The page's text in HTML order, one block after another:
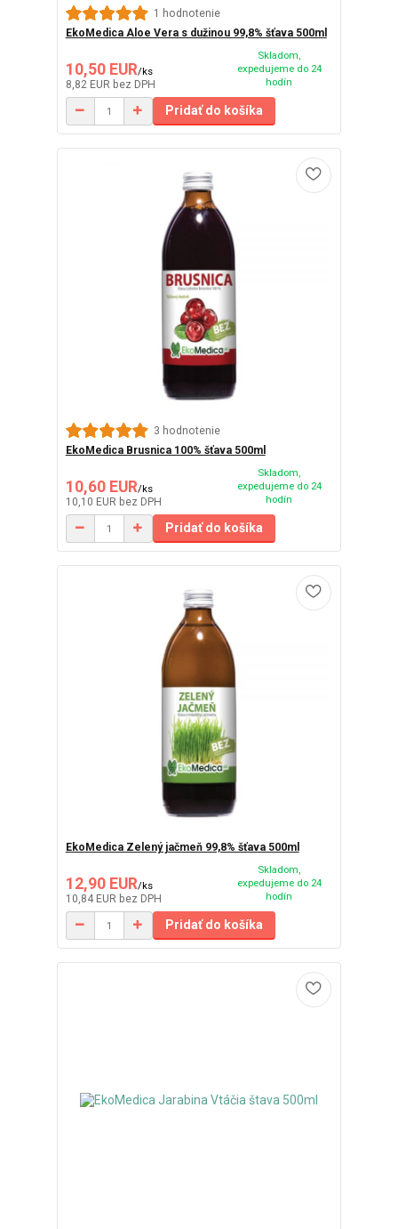
1 hodnotenie
EkoMedica Aloe Vera s dužinou 99,8% šťava 500ml
10,50 EUR/ks
8,82 EUR bez DPH
Skladom,
expedujeme do 24
hodín
Pridať do košíka
3 hodnotenie
EkoMedica Brusnica 100% šťava 500ml
10,60 EUR/ks
10,10 EUR bez DPH
Skladom,
expedujeme do 24
hodín
Pridať do košíka
EkoMedica Zelený jačmeň 99,8% šťava 500ml
12,90 EUR/ks
10,84 EUR bez DPH
Skladom,
expedujeme do 24
hodín
Pridať do košíka